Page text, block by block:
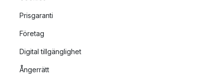
Prisgaranti
Företag
Digital tillgänglighet
Ångerrätt